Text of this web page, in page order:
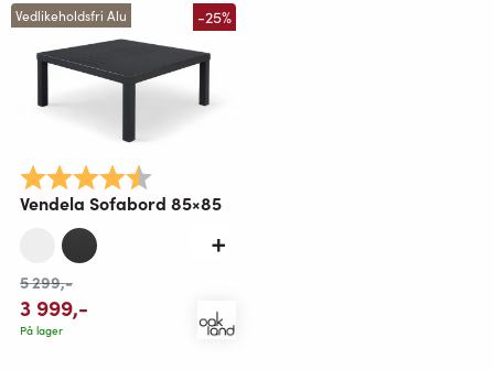
Vedlikeholdsfri Alu -25%
Karakter:
Vendela Sofabord 85×85
5 299,-
3 999,-
På lager